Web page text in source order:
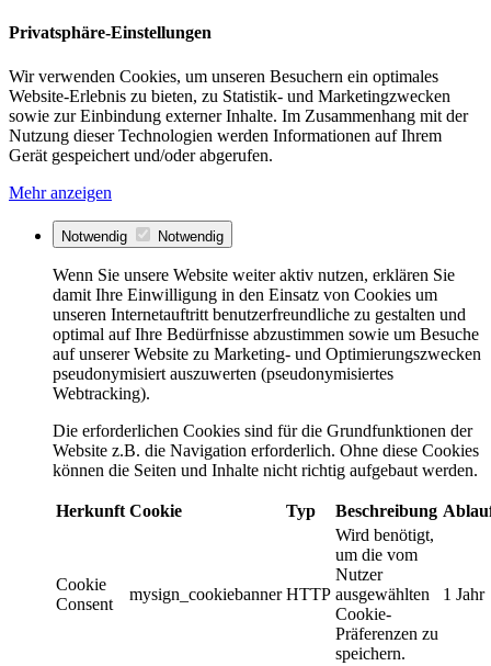
Privatsphäre-Einstellungen
Wir verwenden Cookies, um unseren Besuchern ein optimales
Website-Erlebnis zu bieten, zu Statistik- und Marketingzwecken
sowie zur Einbindung externer Inhalte. Im Zusammenhang mit der
Nutzung dieser Technologien werden Informationen auf Ihrem
Gerät gespeichert und/oder abgerufen.
Mehr anzeigen
Notwendig Notwendig
Wenn Sie unsere Website weiter aktiv nutzen, erklären Sie
damit Ihre Einwilligung in den Einsatz von Cookies um
unseren Internetauftritt benutzerfreundliche zu gestalten und
optimal auf Ihre Bedürfnisse abzustimmen sowie um Besuche
auf unserer Website zu Marketing- und Optimierungszwecken
pseudonymisiert auszuwerten (pseudonymisiertes
Webtracking).
Die erforderlichen Cookies sind für die Grundfunktionen der
Website z.B. die Navigation erforderlich. Ohne diese Cookies
können die Seiten und Inhalte nicht richtig aufgebaut werden.
Herkunft Cookie Typ Beschreibung
Cookie
Consent
mysign_cookiebanner HTTP
Wird benötigt,
um die vom
Nutzer
ausgewählten
Cookie-
Präferenzen zu
speichern.
1 Jahr